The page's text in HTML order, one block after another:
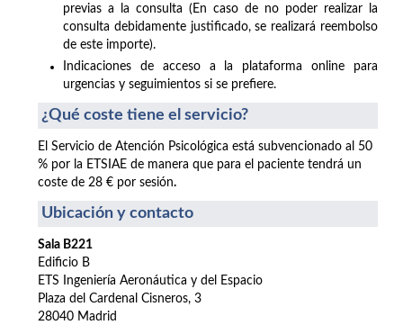
previas a la consulta (En caso de no poder realizar la
consulta debidamente justificado, se realizará reembolso
de este importe).
Indicaciones de acceso a la plataforma online para
urgencias y seguimientos si se prefiere.
¿Qué coste tiene el servicio?
El Servicio de Atención Psicológica está subvencionado al 50
% por la ETSIAE de manera que para el paciente tendrá un
coste de 28 € por sesión.
Ubicación y contacto
Sala B221
Edificio B
ETS Ingeniería Aeronáutica y del Espacio
Plaza del Cardenal Cisneros, 3
28040 Madrid